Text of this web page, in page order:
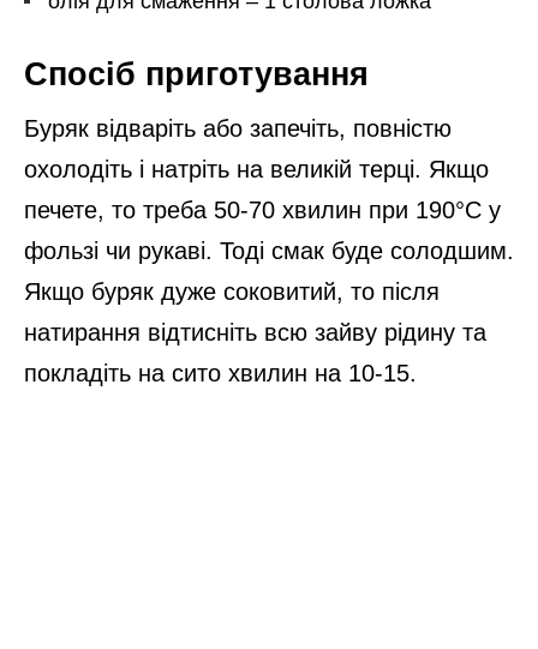
Спосіб приготування
Буряк відваріть або запечіть, повністю
охолодіть і натріть на великій терці. Якщо
печете, то треба 50-70 хвилин при 190°C у
фользі чи рукаві. Тоді смак буде солодшим.
Якщо буряк дуже соковитий, то після
натирання відтисніть всю зайву рідину та
покладіть на сито хвилин на 10-15.